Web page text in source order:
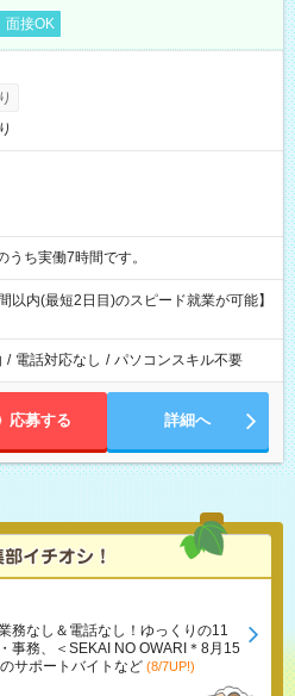
面接OK
※表記のうち実働7時間です。
以内(最短2日目)のスピード就業が可能】
/ 電話対応なし / パソコンスキル不要
応募する 詳細へ
務なし＆電話なし！ゆっくりの11
事務、＜SEKAI NO OWARI＊8月15
サポートバイトなど (8/7UP!)